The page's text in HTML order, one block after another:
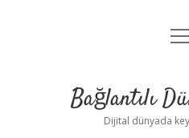
Yasal
Bağlantılı
Dijital dünyada